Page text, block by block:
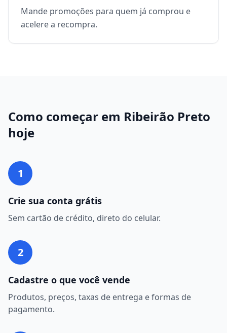
Mande promoções para quem já comprou e
acelere a recompra.
Como começar em Ribeirão Preto
hoje
1
Crie sua conta grátis
Sem cartão de crédito, direto do celular.
2
Cadastre o que você vende
Produtos, preços, taxas de entrega e formas de
pagamento.